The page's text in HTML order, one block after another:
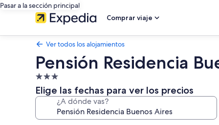
Pasar a la sección principal
Comprar viaje
Ver todos los alojamientos
Pensión Residencia
Alojamiento
de
3.0 estrellas
Elige las fechas para ver los precios
¿A dónde vas?